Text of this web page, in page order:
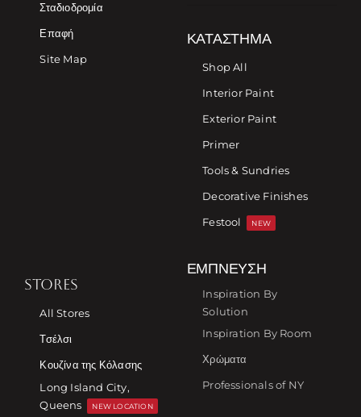
Σταδιοδρομία
Επαφή
Site Map
ΚΑΤΆΣΤΗΜΑ
Shop All
Interior Paint
Exterior Paint
Primer
Tools & Sundries
Decorative Finishes
Festool
NEW
STORES
All Stores
Τσέλσι
Κουζίνα της Κόλασης
Long Island City,
Queens
NEW LOCATION
ΈΜΠΝΕΥΣΗ
Inspiration By
Solution
Inspiration By Room
Χρώματα
Professionals of NY